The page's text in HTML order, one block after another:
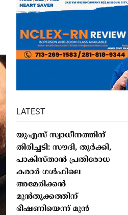
LATEST
യുഎസ് സ്വാധീനത്തിന്
തിരിച്ചടി: സൗദി, തുർക്കി,
പാകിസ്താൻ പ്രതിരോധ
കരാർ ഗൾഫിലെ
അമേരിക്കൻ
മുൻതൂക്കത്തിന്
ഭീഷണിയെന്ന് മുൻ